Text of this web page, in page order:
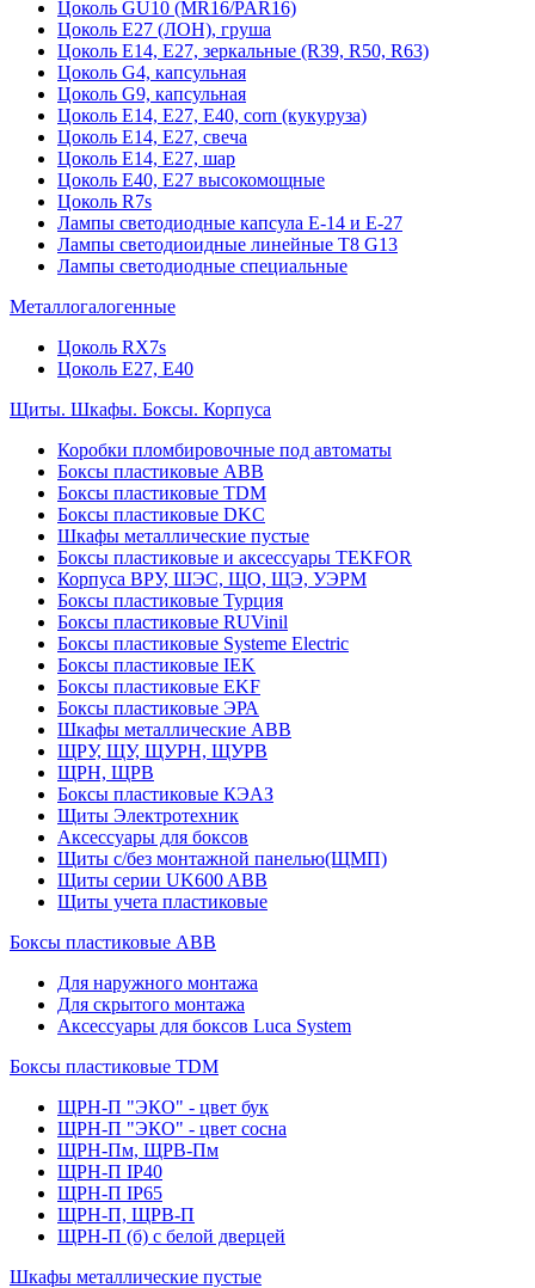
Цоколь GU10 (MR16/PAR16)
Цоколь Е27 (ЛОН), груша
Цоколь Е14, Е27, зеркальные (R39, R50, R63)
Цоколь G4, капсульная
Цоколь G9, капсульная
Цоколь Е14, Е27, Е40, corn (кукуруза)
Цоколь Е14, Е27, свеча
Цоколь Е14, Е27, шар
Цоколь Е40, Е27 высокомощные
Цоколь R7s
Лампы светодиодные капсула Е-14 и Е-27
Лампы светодиоидные линейные T8 G13
Лампы светодиодные специальные
Металлогалогенные
Цоколь RX7s
Цоколь Е27, E40
Щиты. Шкафы. Боксы. Корпуса
Коробки пломбировочные под автоматы
Боксы пластиковые ABB
Боксы пластиковые TDM
Боксы пластиковые DKC
Шкафы металлические пустые
Боксы пластиковые и аксессуары TEKFOR
Корпуса ВРУ, ШЭС, ЩО, ЩЭ, УЭРМ
Боксы пластиковые Турция
Боксы пластиковые RUVinil
Боксы пластиковые Systeme Electric
Боксы пластиковые IEK
Боксы пластиковые EKF
Боксы пластиковые ЭРА
Шкафы металлические ABB
ЩРУ, ЩУ, ЩУРН, ЩУРВ
ЩРН, ЩРВ
Боксы пластиковые КЭАЗ
Щиты Электротехник
Аксессуары для боксов
Щиты с/без монтажной панелью(ЩМП)
Щиты серии UK600 ABB
Щиты учета пластиковые
Боксы пластиковые ABB
Для наружного монтажа
Для скрытого монтажа
Аксессуары для боксов Luca System
Боксы пластиковые TDM
ЩРН-П "ЭКО" - цвет бук
ЩРН-П "ЭКО" - цвет сосна
ЩРН-Пм, ЩРВ-Пм
ЩРН-П IP40
ЩРН-П IP65
ЩРН-П, ЩРВ-П
ЩРН-П (б) с белой дверцей
Шкафы металлические пустые